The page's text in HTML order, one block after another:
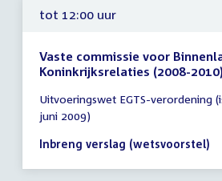
tot 12:00 uur
Vaste commissie voor
Koninkrijksrelaties (2008-2010)
vergadering
tot
12:00
Uitvoeringswet EGTS-verordening
juni 2009)
Inbreng verslag (wetsvoorstel)